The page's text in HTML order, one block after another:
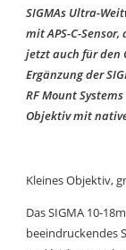
SIGMAs Ultra-
mit APS-C-
jetzt auch für den
Ergänzung der
RF Mount
Objektiv mit
Kleines Objektiv,
Das SIGMA 10-
beeindruckendes